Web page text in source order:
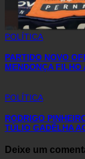
POLÍTICA
PARTIDO NOVO
MENDONÇA FILHO
POLÍTICA
RODRIGO
TÚLIO GADÊLHA
Deixe um